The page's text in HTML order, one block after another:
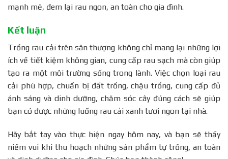
mạnh mẽ, đem lại rau ngon, an toàn cho gia đình.
Kết luận
Trồng rau cải trên sân thượng không chỉ mang lại những lợi
ích về tiết kiệm không gian, cung cấp rau sạch mà còn giúp
tạo ra một môi trường sống trong lành. Việc chọn loại rau
cải phù hợp, chuẩn bị đất trồng, chậu trồng, cung cấp đủ
ánh sáng và dinh dưỡng, chăm sóc cây đúng cách sẽ giúp
bạn có được những luống rau cải xanh tươi ngon tại nhà.
Hãy bắt tay vào thực hiện ngay hôm nay, và bạn sẽ thấy
niềm vui khi thu hoạch những sản phẩm tự trồng, an toàn